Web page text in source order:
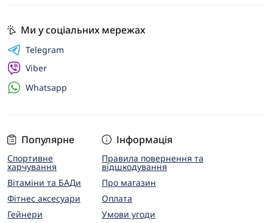
Популярне
Спортивне
харчування
Вітаміни та БАДи
Фітнес аксесуари
Гейнери
Інформація
Правила повернення та
відшкодування
Про магазин
Оплата
Умови угоди
Ми у соціальних мережах
Telegram
Viber
Whatsapp